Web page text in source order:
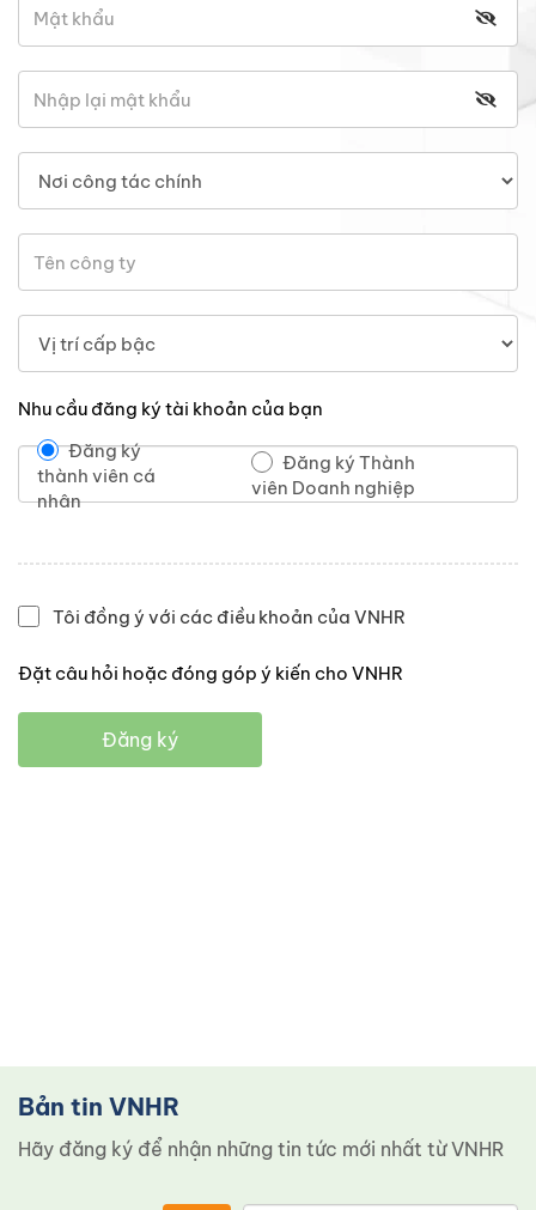
Nhu cầu đăng ký tài khoản của bạn
Đăng ký
thành viên cá
nhân
Đăng ký Thành
viên Doanh nghiệp
Tôi đồng ý với các điều khoản của VNHR
Đặt câu hỏi hoặc đóng góp ý kiến cho VNHR
Đăng ký
Bản tin VNHR
Hãy đăng ký để nhận những tin tức mới nhất từ ​​VNHR